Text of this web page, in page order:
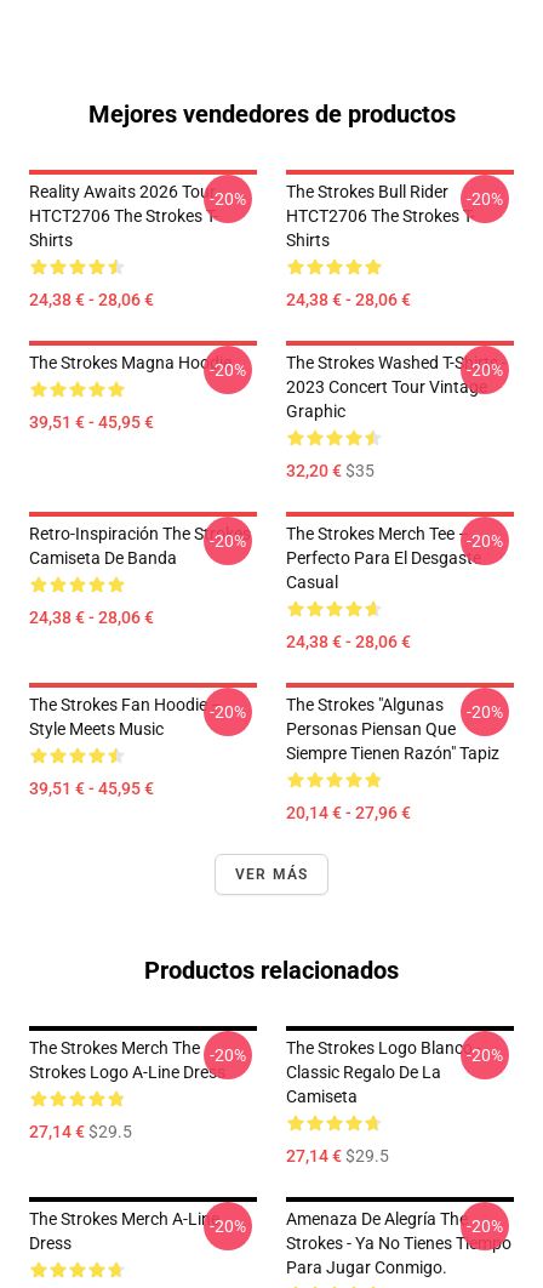
Mejores vendedores de productos
Reality Awaits 2026 Tour
HTCT2706 The Strokes T-
Shirts
24,38 € - 28,06 €
-20%
The Strokes Bull Rider
HTCT2706 The Strokes T-
Shirts
24,38 € - 28,06 €
-20%
The Strokes Magna Hoodie
39,51 € - 45,95 €
-20%
The Strokes Washed T-Shirts -
2023 Concert Tour Vintage
Graphic
32,20 €$35
-20%
Retro-Inspiración The Strokes
Camiseta De Banda
24,38 € - 28,06 €
-20%
The Strokes Merch Tee –
Perfecto Para El Desgaste
Casual
24,38 € - 28,06 €
-20%
The Strokes Fan Hoodie –
Style Meets Music
39,51 € - 45,95 €
-20%
The Strokes "Algunas
Personas Piensan Que
Siempre Tienen Razón" Tapiz
20,14 € - 27,96 €
-20%
VER MÁS
Productos relacionados
The Strokes Merch The
Strokes Logo A-Line Dress
27,14 €$29.5
-20%
The Strokes Logo Blanco -
Classic Regalo De La
Camiseta
27,14 €$29.5
-20%
The Strokes Merch A-Line
Dress
-20%
Amenaza De Alegría The
Strokes - Ya No Tienes Tiempo
Para Jugar Conmigo.
-20%